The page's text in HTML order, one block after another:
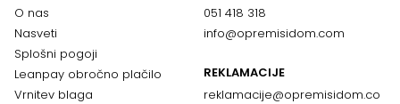
O nas
Nasveti
Splošni pogoji
Leanpay obročno plačilo
Vrnitev blaga
051 418 318
info@opremisidom.com
REKLAMACIJE
reklamacije@opremisidom.co